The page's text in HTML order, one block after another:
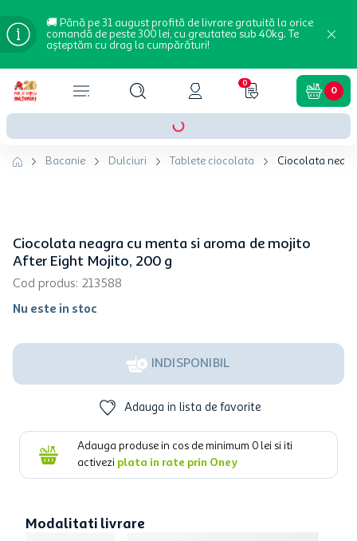
🚚 Până pe 31 august profită de livrare gratuită la orice
comandă de peste 300 lei, cu greutatea sub 40kg. Te
așteptăm cu drag la cumpărături!
0
0
Bacanie Dulciuri Tablete ciocolata Ciocolata
Ciocolata neagra cu menta si aroma de mojito
After Eight Mojito, 200 g
Cod produs: 213588
Nu este in stoc
INDISPONIBIL
Adauga in lista de favorite
Adauga produse in cos de minimum 0 lei si iti
activezi plata in rate prin Oney
Modalitati livrare